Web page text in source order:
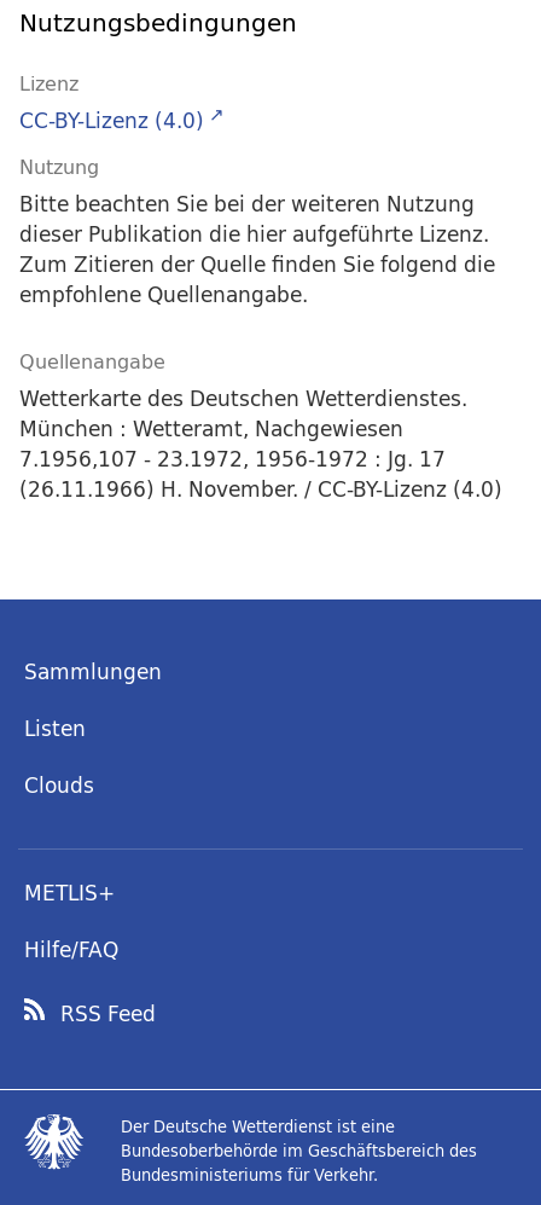
Nutzungsbedingungen
Lizenz
CC-BY-Lizenz (4.0)
Nutzung
Bitte beachten Sie bei der weiteren Nutzung
dieser Publikation die hier aufgeführte Lizenz.
Zum Zitieren der Quelle finden Sie folgend die
empfohlene Quellenangabe.
Quellenangabe
Wetterkarte des Deutschen Wetterdienstes.
München : Wetteramt, Nachgewiesen
7.1956,107 - 23.1972, 1956-1972 : Jg. 17
(26.11.1966) H. November. / CC-BY-Lizenz (4.0)
Sammlungen
Listen
Clouds
METLIS+
Hilfe/FAQ
RSS Feed
Der Deutsche Wetterdienst ist eine
Bundesoberbehörde im Geschäftsbereich des
Bundesministeriums für Verkehr.